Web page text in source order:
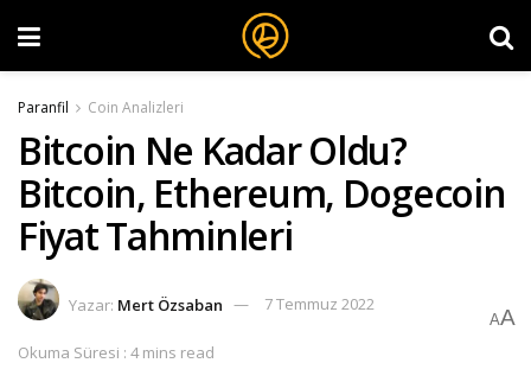
Paranfil Coin Analizleri
Bitcoin Ne Kadar Oldu?
Bitcoin, Ethereum, Dogecoin
Fiyat Tahminleri
Yazar: Mert Özsaban 7 Temmuz 2022
Okuma Süresi : 4 mins read
AA